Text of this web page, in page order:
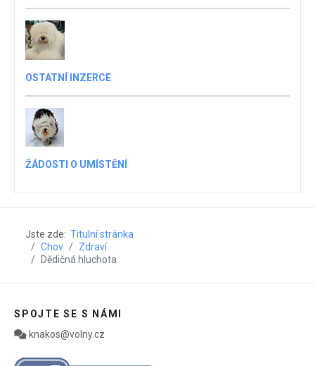
OSTATNÍ INZERCE
ŽÁDOSTI O UMÍSTĚNÍ
Jste zde: Titulní stránka
Chov
Zdraví
Dědičná hluchota
SPOJTE SE S NÁMI
knakos@volny.cz